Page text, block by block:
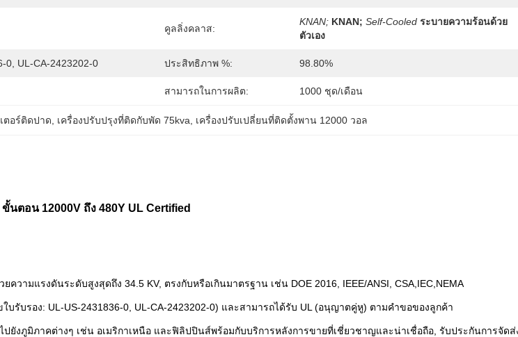
คูลลิ่งคลาส:
KNAN; KNAN; Self-Cooled ระบายความร้อนด้วย
ตัวเอง
0, UL-CA-2423202-0 ประสิทธิภาพ %: 98.80%
สามารถในการผลิต: 1000 ชุด/เดือน
ตอร์ติดปาด เครื่องปรับปรุงที่ติดกับพัด 75kva เครื่องปรับเปลี่ยนที่ติดตั้งพาน 12000 วอล
นตอน 12000V ถึง 480Y UL Certified
ความแรงดันระดับสูงสุดถึง 34.5 KV, ตรงกับหรือเกินมาตรฐาน เช่น DOE 2016, IEEE/ANSI, CSA IEC NEMA
บรับรอง: UL-US-2431836-0, UL-CA-2423202-0) และสามารถได้รับ UL (อนุญาตคู่หู) ตามคําขอของลูกค้า
ยังภูมิภาคต่างๆ เช่น อเมริกาเหนือ และฟิลิปปินส์พร้อมกับบริการหลังการขายที่เชี่ยวชาญและน่าเชื่อถือ, รับประกันการจัดส่